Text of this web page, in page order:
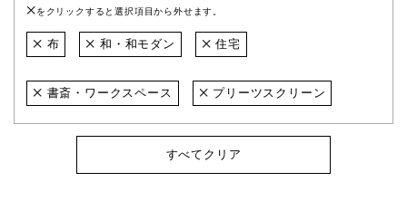
をクリックすると選択項目から外せます。
布 和・和モダン 住宅
書斎・ワークスペース プリーツスクリーン
すべてクリア